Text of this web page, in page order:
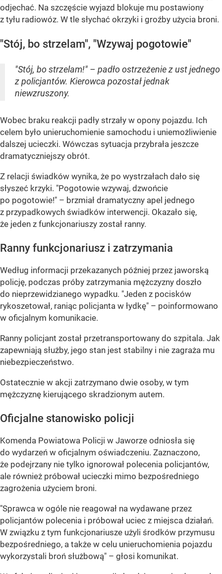
odjechać. Na szczęście wyjazd blokuje mu postawiony
z tyłu radiowóz. W tle słychać okrzyki i groźby użycia broni.
"Stój, bo strzelam", "Wzywaj pogotowie"
"Stój, bo strzelam!" – padło ostrzeżenie z ust jednego
z policjantów. Kierowca pozostał jednak
niewzruszony.
Wobec braku reakcji padły strzały w opony pojazdu. Ich
celem było unieruchomienie samochodu i uniemożliwienie
dalszej ucieczki. Wówczas sytuacja przybrała jeszcze
dramatyczniejszy obrót.
Z relacji świadków wynika, że po wystrzałach dało się
słyszeć krzyki. "Pogotowie wzywaj, dzwońcie
po pogotowie!" – brzmiał dramatyczny apel jednego
z przypadkowych świadków interwencji. Okazało się,
że jeden z funkcjonariuszy został ranny.
Ranny funkcjonariusz i zatrzymania
Według informacji przekazanych później przez jaworską
policję, podczas próby zatrzymania mężczyzny doszło
do nieprzewidzianego wypadku. "Jeden z pocisków
rykoszetował, raniąc policjanta w łydkę" – poinformowano
w oficjalnym komunikacie.
Ranny policjant został przetransportowany do szpitala. Jak
zapewniają służby, jego stan jest stabilny i nie zagraża mu
niebezpieczeństwo.
Ostatecznie w akcji zatrzymano dwie osoby, w tym
mężczyznę kierującego skradzionym autem.
Oficjalne stanowisko policji
Komenda Powiatowa Policji w Jaworze odniosła się
do wydarzeń w oficjalnym oświadczeniu. Zaznaczono,
że podejrzany nie tylko ignorował polecenia policjantów,
ale również próbował ucieczki mimo bezpośredniego
zagrożenia użyciem broni.
"Sprawca w ogóle nie reagował na wydawane przez
policjantów polecenia i próbował uciec z miejsca działań.
W związku z tym funkcjonariusze użyli środków przymusu
bezpośredniego, a także w celu unieruchomienia pojazdu
wykorzystali broń służbową" – głosi komunikat.